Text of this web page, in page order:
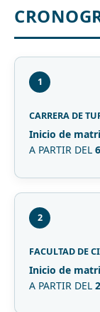
1
CARRERA DE
Inicio de
A PARTIR DEL
2
FACULTAD DE
Inicio de
A PARTIR DEL